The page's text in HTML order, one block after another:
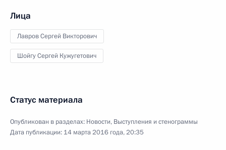
Лица
Лавров Сергей Викторович
Шойгу Сергей Кужугетович
Статус материала
Опубликован в разделах: Новости, Выступления и стенограммы
Дата публикации: 14 марта 2016 года, 20:35